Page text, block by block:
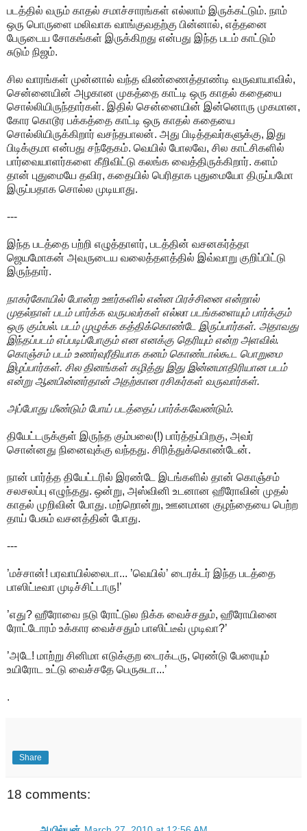
படத்தில் வரும் காதல் சமாச்சாரங்கள் எல்லாம் இருக்கட்டும். நாம்
ஒரு பொருளை மலிவாக வாங்குவதற்கு பின்னால், எத்தனை
பேருடைய சோகங்கள் இருக்கிறது என்பது இந்த படம் காட்டும்
சுடும் நிஜம்.
சில வாரங்கள் முன்னால் வந்த விண்ணைத்தாண்டி வருவாயாவில்,
சென்னையின் அழகான முகத்தை காட்டி ஒரு காதல் கதையை
சொல்லியிருந்தார்கள். இதில் சென்னையின் இன்னொரு முகமான,
கோர கொடூர பக்கத்தை காட்டி ஒரு காதல் கதையை
சொல்லியிருக்கிறார் வசந்தபாலன். அது பிடித்தவர்களுக்கு, இது
பிடிக்குமா என்பது சந்தேகம். வெயில் போலவே, சில காட்சிகளில்
பார்வையாளர்களை கீறிவிட்டு கலங்க வைத்திருக்கிறார். களம்
தான் புதுமையே தவிர, கதையில் பெரிதாக புதுமையோ திருப்பமோ
இருப்பதாக சொல்ல முடியாது.
---
இந்த படத்தை பற்றி எழுத்தாளர், படத்தின் வசனகர்த்தா
ஜெயமோகன் அவருடைய வலைத்தளத்தில் இவ்வாறு குறிப்பிட்டு
இருந்தார்.
நாகர்கோயில் போன்ற ஊர்களில் என்ன பிரச்சினை என்றால்
முதல்நாள் படம் பார்க்க வருபவர்கள் எல்லா படங்களையும் பார்க்கும்
ஒரு கும்பல். படம் முழுக்க கத்திக்கொண்டே இருப்பார்கள். அதாவது
இந்தப்படம் எப்படிப்போகும் என எனக்கு தெரியும் என்ற அளவில்.
கொஞ்சம் படம் உணர்வுரீதியாக கனம் கொண்டால்கூட பொறுமை
இழப்பார்கள். சில தினங்கள் கழித்து இது இன்னமாதிரியான படம்
என்று ஆனபின்னர்தான் அதற்கான ரசிகர்கள் வருவார்கள்.
அப்போது மீண்டும் போய் படத்தைப் பார்க்கவேண்டும்.
தியேட்டருக்குள் இருந்த கும்பலை(!) பார்த்தப்பிறகு, அவர்
சொன்னது நினைவுக்கு வந்தது. சிரித்துக்கொண்டேன்.
நான் பார்த்த தியேட்டரில் இரண்டே இடங்களில் தான் கொஞ்சம்
சலசலப்பு எழுந்தது. ஒன்று, அஸ்வினி உடனான ஹீரோவின் முதல்
காதல் முறிவின் போது. மற்றொன்று, ஊனமான குழந்தையை பெற்ற
தாய் பேசும் வசனத்தின் போது.
---
’மச்சான்! பரவாயில்லைடா... ’வெயில்’ டைரக்டர் இந்த படத்தை
பாஸிட்டீவா முடிச்சிட்டாரு!’
’எது? ஹீரோவை நடு ரோட்டுல நிக்க வைச்சதும், ஹீரோயினை
ரோட்டோரம் உக்கார வைச்சதும் பாஸிட்டீவ் முடிவா?’
’அடே! மாற்று சினிமா எடுக்குற டைரக்டரு, ரெண்டு பேரையும்
உயிரோட உட்டு வைச்சதே பெருசுடா...’
.
Share
18 comments: